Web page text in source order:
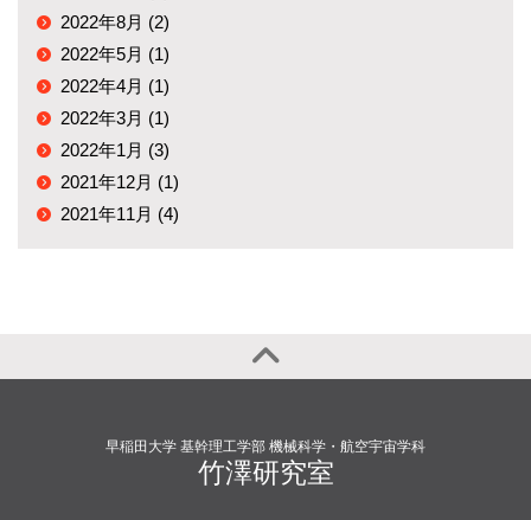
2022年8月 (2)
2022年5月 (1)
2022年4月 (1)
2022年3月 (1)
2022年1月 (3)
2021年12月 (1)
2021年11月 (4)
早稲田大学 基幹理工学部 機械科学・航空宇宙学科
竹澤研究室